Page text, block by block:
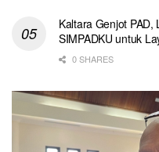
Kaltara Genjot PAD,
SIMPADKU untuk
0 SHARES